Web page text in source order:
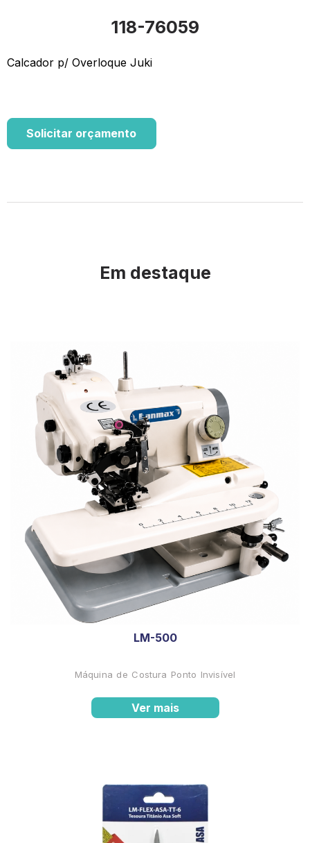
118-76059
Calcador p/ Overloque Juki
Solicitar orçamento
Em destaque
LM-500
Máquina de Costura Ponto Invisível
Ver mais